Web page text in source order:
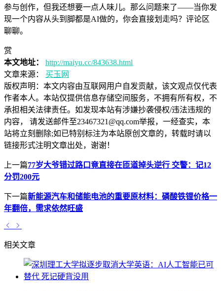
参与创作，但我还想要一点人味儿。那么问题来了——当你发
现一个内容从头到脚都是AI做的，你会直接划走吗？评论区
聊聊。
赏
本文地址：
http://maiyu.cc/843638.html
文章来源：
买玉网
版权声明： 本文内容由互联网用户自发贡献，该文观点仅代表
作者本人。本站仅提供信息存储空间服务，不拥有所有权，不
承担相关法律责任。如发现本站有涉嫌抄袭侵权/违法违规的
内容， 请发送邮件至23467321@qq.com举报，一经查实，本
站将立刻删除;如已特别标注为本站原创文章的，转载时请以
链接形式注明文章出处，谢谢！
上一篇77岁大爷错过路口竟直接在匝道掉头逆行 交警：记12
分罚200元
下一篇新能源汽车和储能电池的重要原材料：磷酸铁锂价格一
年翻倍，需求依然旺盛
相关文章